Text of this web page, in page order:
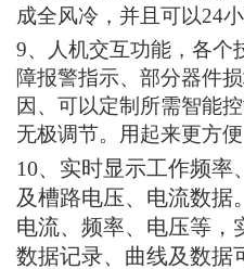
成全风冷，并且可以24
9、人机交互功能， 各个
障报警指示、部分器件
因、 可以定制所需智能
无极调节。用起来更方便
10、 实时显示工作频率
及槽路电压、电流数据
电流、频率、电压等，
数据记录、 曲线及数据